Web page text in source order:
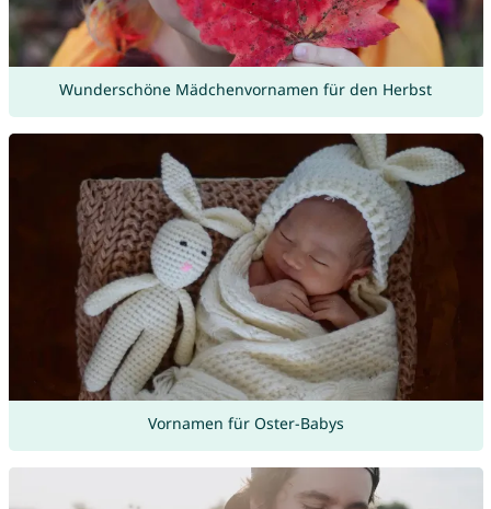
Wunderschöne Mädchenvornamen für den Herbst
Vornamen für Oster-Babys